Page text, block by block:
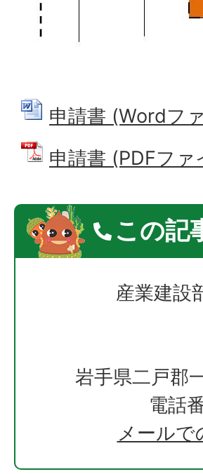
申請書 (Wordフ
申請書 (PDFファ
この記
産業建設
岩手県二戸郡
電話
メールで